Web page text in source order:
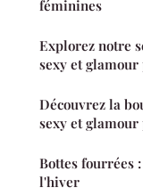
féminines
Explorez notre
sexy et
Découvrez la
sexy et
Bottes fourrées
l'hiver